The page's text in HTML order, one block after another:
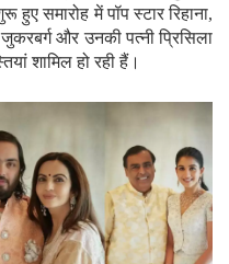
समारोह में पॉप स्टार रिहाना,
और उनकी पत्नी प्रिसिला
शामिल हो रही हैं।